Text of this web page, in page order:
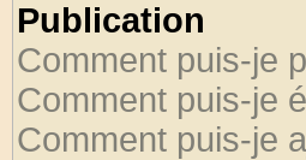
Publication
Comment puis-je
Comment puis-je
Comment puis-je